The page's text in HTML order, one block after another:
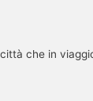
che in